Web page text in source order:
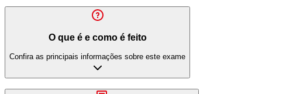
O que é e como é feito
Confira as principais informações sobre este exame